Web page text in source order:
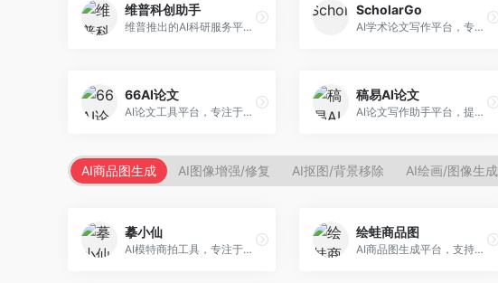
维普科创助手
维普推出的AI科研服务平台，整合学术资源与智能写作。面向科研人员和高校师生，提供文献检索、论文写作、查重检测等一站式服务，学术资源权威可靠。
ScholarGo
AI学术论文写作平台，专注于理工科领域的逻辑构建。面向理工科研究生和科研工作者，提供公式编辑、数据分析、论文结构优化等服务，理工科写作逻辑严谨。
66AI论文
AI论文工具平台，专注于高质量低查重论文生成。面向大学生和研究生，提供论文写作、降重修改等服务，生成内容原创度高，查重率低。
稿易AI论文
AI论文写作助手平台，提供智能化学术写作支持。面向高校学生，支持多种论文类型生成，提供参考文献管理和格式规范服务，操作流程简单。
AI商品图生成 AI图像增强/修复 AI抠图/背景移除 AI绘画/图像生成
摹小仙
AI模特商拍工具，专注于服装电商。面向服装电商卖家，提供虚拟模特试穿、商品展示图生成等服务，模特形象多样，拍摄成本低。
绘蛙商品图
AI商品图生成平台，支持模特换装和场景生成。面向电商卖家，提供商品上身效果展示、场景化商品图生成等服务，电商营销效果显著。